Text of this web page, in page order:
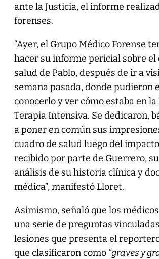
ante la Justicia, el informe
forenses.
“Ayer, el Grupo Médico Forense
hacer su informe pericial sobre el
salud de Pablo, después de ir a
semana pasada, donde pudieron
conocerlo y ver cómo estaba en
Terapia Intensiva. Se dedicaron,
a poner en común sus
cuadro de salud luego del
recibido por parte de Guerrero,
análisis de su historia clínica y
médica”, manifestó Lloret.
Asimismo, señaló que los
una serie de preguntas
lesiones que presenta el
que clasificaron como “graves y